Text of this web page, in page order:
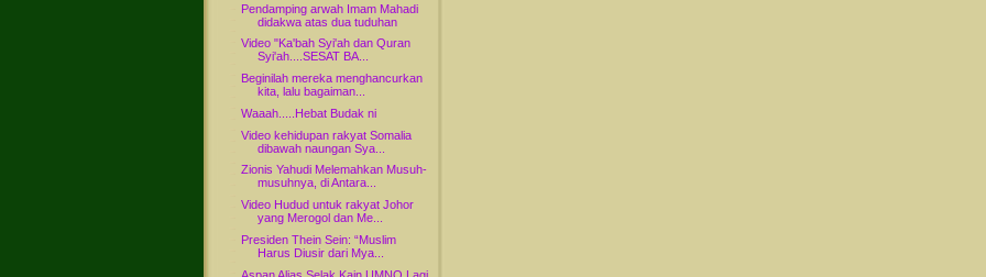
Pendamping arwah Imam Mahadi
didakwa atas dua tuduhan
Video "Ka'bah Syi'ah dan Quran
Syi'ah....SESAT BA...
Beginilah mereka menghancurkan
kita, lalu bagaiman...
Waaah.....Hebat Budak ni
Video kehidupan rakyat Somalia
dibawah naungan Sya...
Zionis Yahudi Melemahkan Musuh-
musuhnya, di Antara...
Video Hudud untuk rakyat Johor
yang Merogol dan Me...
Presiden Thein Sein: “Muslim
Harus Diusir dari Mya...
Aspan Alias Selak Kain UMNO Lagi